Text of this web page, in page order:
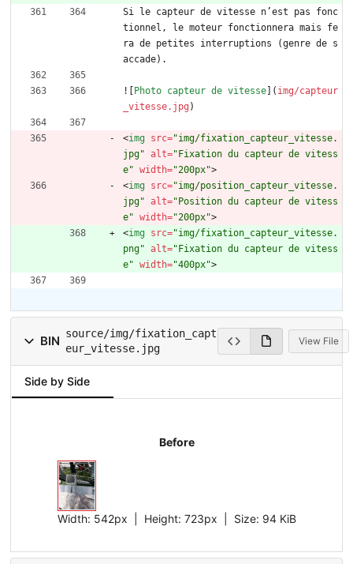
Si le capteur de vitesse n’est pas fonc
tionnel, le moteur fonctionnera mais fe
ra de petites interruptions (genre de s
accade).
![Photo capteur de vitesse]( img/capteur
_vitesse.jpg )
<img src="img/fixation_capteur_vitesse.
jpg" alt="Fixation du capteur de vitess
e" width="200px">
<img src="img/position_capteur_vitesse.
jpg" alt="Position du capteur de vitess
e" width="200px">
<img src="img/fixation_capteur_vitesse.
png" alt="Fixation du capteur de vitess
e" width="400px">
BIN
source/img/fixation_capt
eur_vitesse.jpg
View File
Side by Side
Before
Width: 542px | Height: 723px Size: 94 KiB